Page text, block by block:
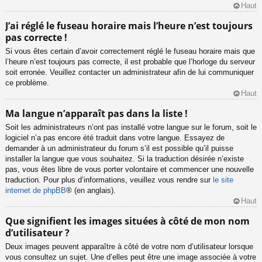
Haut
J’ai réglé le fuseau horaire mais l’heure n’est toujours
pas correcte !
Si vous êtes certain d’avoir correctement réglé le fuseau horaire mais que
l’heure n’est toujours pas correcte, il est probable que l’horloge du serveur
soit erronée. Veuillez contacter un administrateur afin de lui communiquer
ce problème.
Haut
Ma langue n’apparaît pas dans la liste !
Soit les administrateurs n’ont pas installé votre langue sur le forum, soit le
logiciel n’a pas encore été traduit dans votre langue. Essayez de
demander à un administrateur du forum s’il est possible qu’il puisse
installer la langue que vous souhaitez. Si la traduction désirée n’existe
pas, vous êtes libre de vous porter volontaire et commencer une nouvelle
traduction. Pour plus d’informations, veuillez vous rendre sur le site
internet de phpBB® (en anglais).
Haut
Que signifient les images situées à côté de mon nom
d’utilisateur ?
Deux images peuvent apparaître à côté de votre nom d’utilisateur lorsque
vous consultez un sujet. Une d’elles peut être une image associée à votre